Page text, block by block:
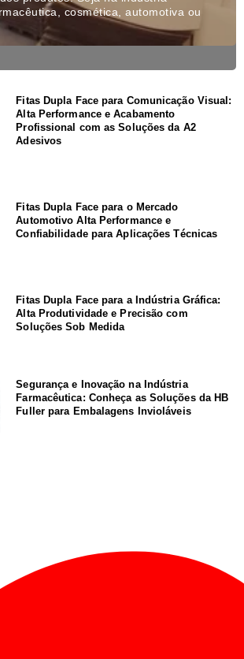
cosmética, automotiva ou
Fitas Dupla Face para Comunicação Visual:
Alta Performance e Acabamento
Profissional com as Soluções da A2
Adesivos
Fitas Dupla Face para o Mercado
Automotivo Alta Performance e
Confiabilidade para Aplicações Técnicas
Fitas Dupla Face para a Indústria Gráfica:
Alta Produtividade e Precisão com
Soluções Sob Medida
Segurança e Inovação na Indústria
Farmacêutica: Conheça as Soluções da HB
Fuller para Embalagens Invioláveis